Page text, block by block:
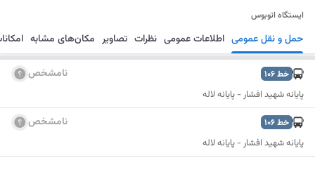
ایستگاه اتوبوس
مسیریابی ذخیره ارسال حمل و نقل عمومی اطلاعات عمومی نظرات تصاویر مکان‌های مشابه
خط106 نامشخص
پایانه شهید افشار - پایانه لاله
خط106 نامشخص
پایانه شهید افشار - پایانه لاله